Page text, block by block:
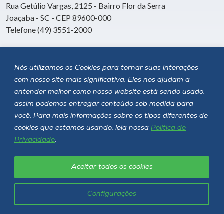
Nós utilizamos os Cookies para tornar suas interações
com nosso site mais significativa. Eles nos ajudam a
entender melhor como nosso website está sendo usado,
assim podemos entregar conteúdo sob medida para
você. Para mais informações sobre os tipos diferentes de
cookies que estamos usando, leia nossa Política de
Privacidade.
Configurações
Aceitar todos os cookies
Rua Getúlio Vargas, 2125 - Bairro Flor da Serra
Joaçaba - SC - CEP 89600-000
Telefone (49) 3551-2000
Siga a Unoesc
Unoesc © 2026 - Todos os direitos reservados
Política de privacidade LGPD